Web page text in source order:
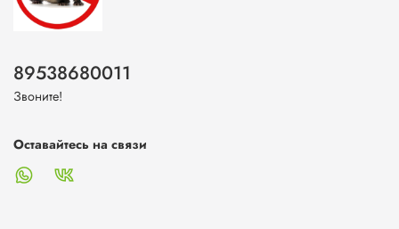
89538680011
Звоните!
Оставайтесь на связи